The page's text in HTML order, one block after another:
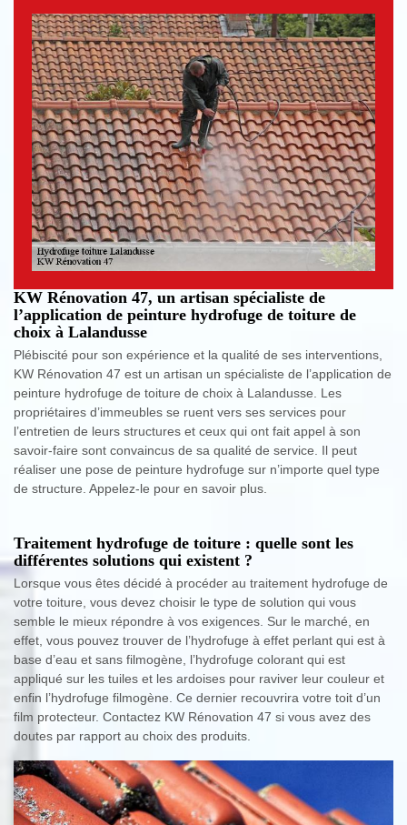
KW Rénovation 47, un artisan spécialiste de
l’application de peinture hydrofuge de toiture de
choix à Lalandusse
Plébiscité pour son expérience et la qualité de ses interventions,
KW Rénovation 47 est un artisan un spécialiste de l’application de
peinture hydrofuge de toiture de choix à Lalandusse. Les
propriétaires d’immeubles se ruent vers ses services pour
l’entretien de leurs structures et ceux qui ont fait appel à son
savoir-faire sont convaincus de sa qualité de service. Il peut
réaliser une pose de peinture hydrofuge sur n’importe quel type
de structure. Appelez-le pour en savoir plus.
Traitement hydrofuge de toiture : quelle sont les
différentes solutions qui existent ?
Lorsque vous êtes décidé à procéder au traitement hydrofuge de
votre toiture, vous devez choisir le type de solution qui vous
semble le mieux répondre à vos exigences. Sur le marché, en
effet, vous pouvez trouver de l’hydrofuge à effet perlant qui est à
base d’eau et sans filmogène, l’hydrofuge colorant qui est
appliqué sur les tuiles et les ardoises pour raviver leur couleur et
enfin l’hydrofuge filmogène. Ce dernier recouvrira votre toit d’un
film protecteur. Contactez KW Rénovation 47 si vous avez des
doutes par rapport au choix des produits.